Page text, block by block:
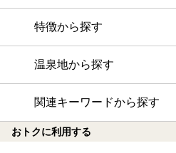
特徴から探す
温泉地から探す
関連キーワードから探す
おトクに利用する